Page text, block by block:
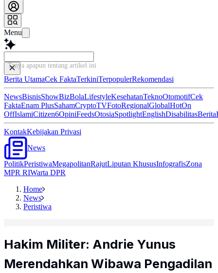
Menu
Tanya apapun tentang artikel ini...
Berita UtamaCek FaktaTerkiniTerpopulerRekomendasi
NewsBisnisShowBizBolaLifestyleKesehatanTeknoOtomotifCek
FaktaEnam PlusSahamCryptoTVFotoRegionalGlobalHotOn
OffIslamiCitizen6OpiniFeedsOtosiaSpotlightEnglishDisabilitasBerita
KontakKebijakan Privasi
News
PolitikPeristiwaMegapolitanRajutLiputan KhususInfografisZona
MPR RIWarta DPR
Home
News
Peristiwa
Hakim Militer: Andrie Yunus
Merendahkan Wibawa Pengadilan